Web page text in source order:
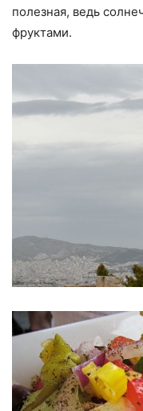
полезная, ведь
фруктами.